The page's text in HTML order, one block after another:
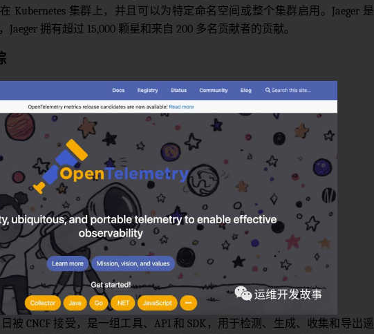
Kubernetes 集群上，并且可以为特定命名空间或整个集群启用。Jaeger 是
Jaeger 拥有超过 15,000 颗星和来自 200 多名贡献者的贡献。
日被 CNCF 接受，是一组工具、API 和 SDK，用于检测、生成、收集和导出遥